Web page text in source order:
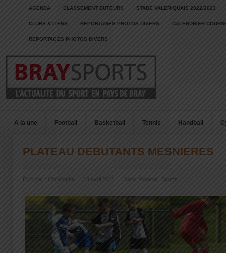
AGENDA CLASSEMENT BUTEURS STADE VALERIQUAIS 2022/2023
CLUBS & LIENS REPORTAGES PHOTOS DIVERS CALENDRIER
REPORTAGES PHOTOS DIVERS
A la une Football Basketball Tennis Handball
PLATEAU DEBUTANTS MESNIERES
Écrit par : Christophe 13 avril 2014 Dans : Football Sports